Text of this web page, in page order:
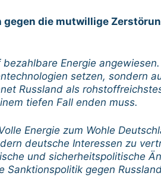
gegen die mutwillige
Energie
setzen, sondern
Russland als
tiefen Fall enden muss.
Energie zum Wohle
deutsche Interessen zu
und sicherheitspolitische
Sanktionspolitik gegen